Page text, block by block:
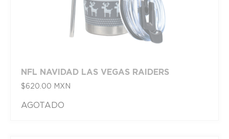
NFL NAVIDAD LAS VEGAS RAIDERS
$620.00 MXN
AGOTADO